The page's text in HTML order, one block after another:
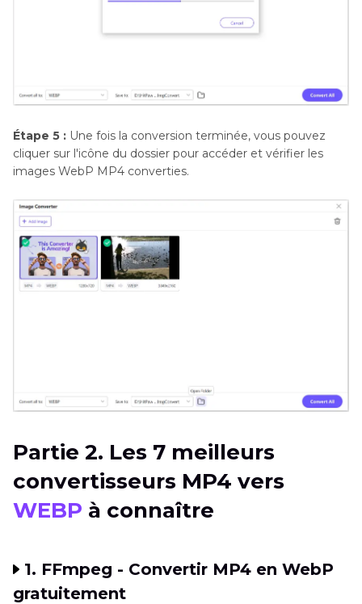
Étape 5 : Une fois la conversion terminée, vous pouvez
cliquer sur l'icône du dossier pour accéder et vérifier les
images WebP MP4 converties.
Partie 2. Les 7 meilleurs
convertisseurs MP4 vers
WEBP à connaître
1. FFmpeg - Convertir MP4 en WebP
gratuitement